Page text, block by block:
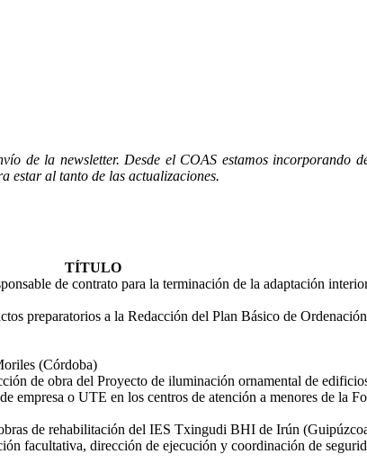
de la newsletter. Desde el COAS estamos incorporando
estar al tanto de las actualizaciones.
TÍTULO
de contrato para la terminación de la adaptación
preparatorios a la Redacción del Plan Básico de
(Córdoba)
de obra del Proyecto de iluminación ornamental de
empresa o UTE en los centros de atención a menores de la
de rehabilitación del IES Txingudi BHI de Irún
facultativa, dirección de ejecución y coordinación de